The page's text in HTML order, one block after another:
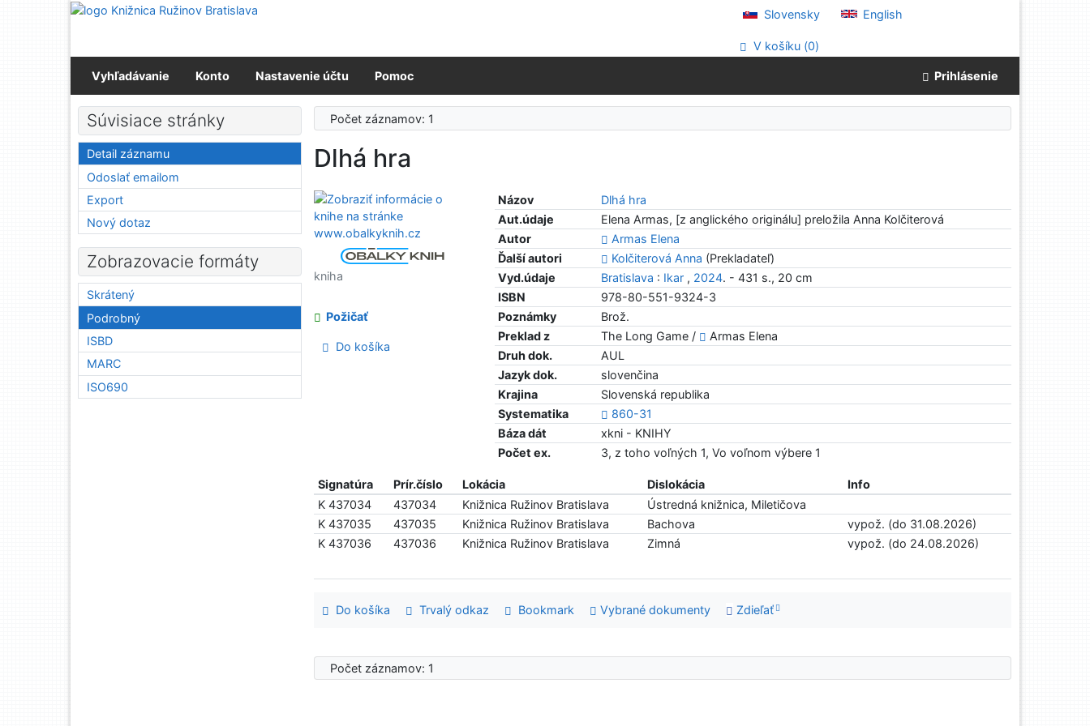
Prejsť na obsah
Slovensky English
V košíku (0)
Vyhľadávanie Konto Nastavenie účtu Pomoc Prihlásenie
Počet záznamov: 1
Dlhá hra
Názov
Dlhá hra
Aut.údaje
Elena Armas, [z anglického originálu] preložila Anna Kolčiterová
Autor
Armas Elena
Ďalší autori
Kolčiterová Anna (Prekladateľ)
Vyd.údaje
Bratislava : Ikar , 2024. - 431 s., 20 cm
ISBN
978-80-551-9324-3
Poznámky
Brož.
Preklad z
The Long Game /
Armas Elena
Druh dok.
AUL
Jazyk dok.
slovenčina
Krajina
Slovenská republika
Systematika
860-31
Báza dát
xkni - KNIHY
Počet ex.
3, z toho voľných 1, Vo voľnom výbere 1
kniha
Požičať
Do košíka
Signatúra Prír.číslo Lokácia Dislokácia
Info
K 437034
437034 Knižnica Ružinov Bratislava
Ústredná knižnica, Miletičova
K 437035
437035 Knižnica Ružinov Bratislava Bachova
vypož. (do 31.08.2026)
K 437036
437036 Knižnica Ružinov Bratislava Zimná vypož. (do 24.08.2026)
Do košíka Trvalý odkaz Bookmark Vybrané dokumenty Zdieľať
Počet záznamov: 1
Súvisiace stránky
Detail záznamu
Odoslať emailom
Export
Nový dotaz
Zobrazovacie formáty
Skrátený
Podrobný
ISBD
MARC
ISO690